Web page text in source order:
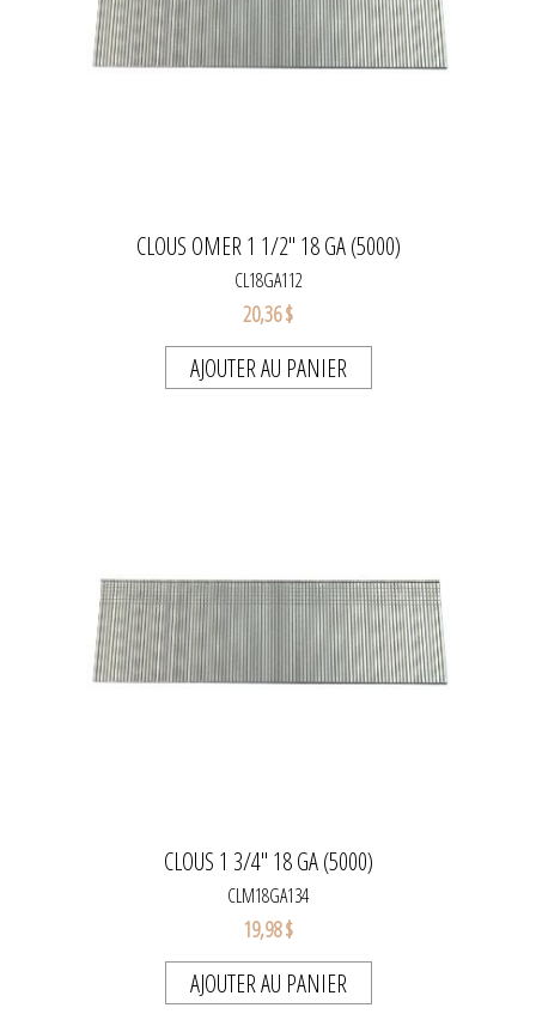
CLOUS OMER 1 1/2" 18 GA (5000)
CL18GA112
20,36 $
AJOUTER AU PANIER
CLOUS 1 3/4'' 18 GA (5000)
CLM18GA134
19,98 $
AJOUTER AU PANIER